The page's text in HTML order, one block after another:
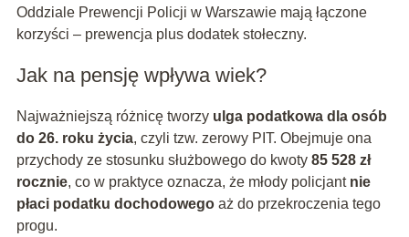
Oddziale Prewencji Policji w Warszawie mają łączone
korzyści – prewencja plus dodatek stołeczny.
Jak na pensję wpływa wiek?
Najważniejszą różnicę tworzy ulga podatkowa dla osób
do 26. roku życia, czyli tzw. zerowy PIT. Obejmuje ona
przychody ze stosunku służbowego do kwoty 85 528 zł
rocznie, co w praktyce oznacza, że młody policjant nie
płaci podatku dochodowegoaż do przekroczenia tego
progu.